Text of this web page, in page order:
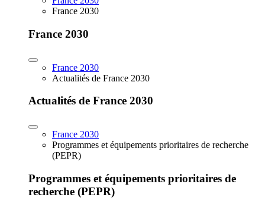
France 2030
France 2030
France 2030
Actualités de France 2030
Actualités de France 2030
France 2030
Programmes et équipements prioritaires de recherche
(PEPR)
Programmes et équipements prioritaires de
recherche (PEPR)